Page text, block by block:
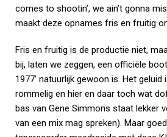
comes to shootin’, we ain’t gonna
maakt deze opnames fris en fruitig
Fris en fruitig is de productie niet,
bij, laten we zeggen, een officiële
1977’ natuurlijk gewoon is. Het
rommelig en hier en daar toch wat
bas van Gene Simmons staat lekker
van een mix mag spreken). Maar